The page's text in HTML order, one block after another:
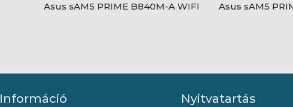
Asus sAM5 PRIME B840M-A WIFI Asus sAM5
Információ Nyitvatartás